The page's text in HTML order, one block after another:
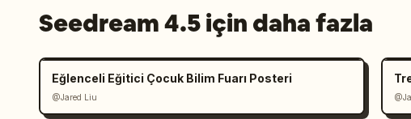
Seedream 4.5 için daha fazla
Eğlenceli Eğitici Çocuk Bilim Fuarı Posteri
@Jared Liu